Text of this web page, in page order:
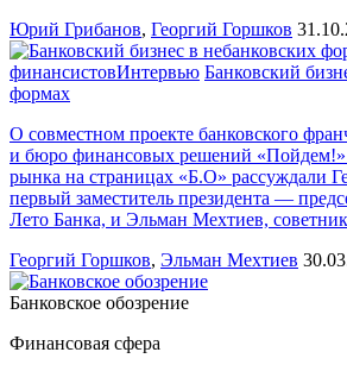
Юрий Грибанов, Георгий Горшков
финансистовИнтервью Банковский
формах
О совместном проекте банковского
и бюро финансовых решений «Пойдем!»
рынка на страницах «Б.О» рассуждали
первый заместитель президента —
Лето Банка, и Эльман Мехтиев,
Георгий Горшков, Эльман Мехтиев
Банковское обозрение
Финансовая сфера